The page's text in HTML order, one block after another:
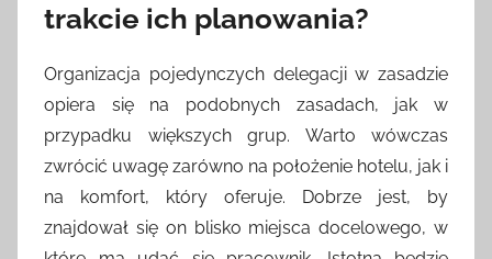
trakcie ich planowania?
Organizacja pojedynczych delegacji w zasadzie
opiera się na podobnych zasadach, jak w
przypadku większych grup. Warto wówczas
zwrócić uwagę zarówno na położenie hotelu, jak i
na komfort, który oferuje. Dobrze jest, by
znajdował się on blisko miejsca docelowego, w